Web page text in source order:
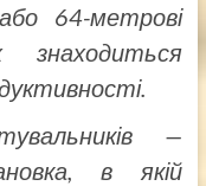
64-метрові
—
в якій